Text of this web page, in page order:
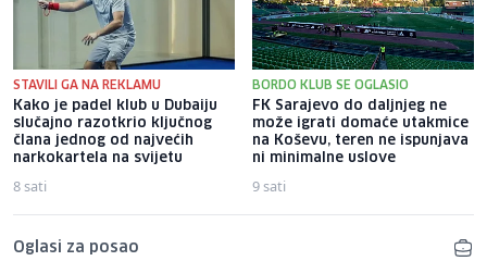
STAVILI GA NA REKLAMU
Kako je padel klub u Dubaiju
slučajno razotkrio ključnog
člana jednog od najvećih
narkokartela na svijetu
8 sati
BORDO KLUB SE OGLASIO
FK Sarajevo do daljnjeg ne
može igrati domaće utakmice
na Koševu, teren ne ispunjava
ni minimalne uslove
9 sati
Oglasi za posao